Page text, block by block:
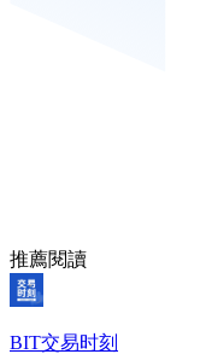
推薦閱讀
BIT交易时刻